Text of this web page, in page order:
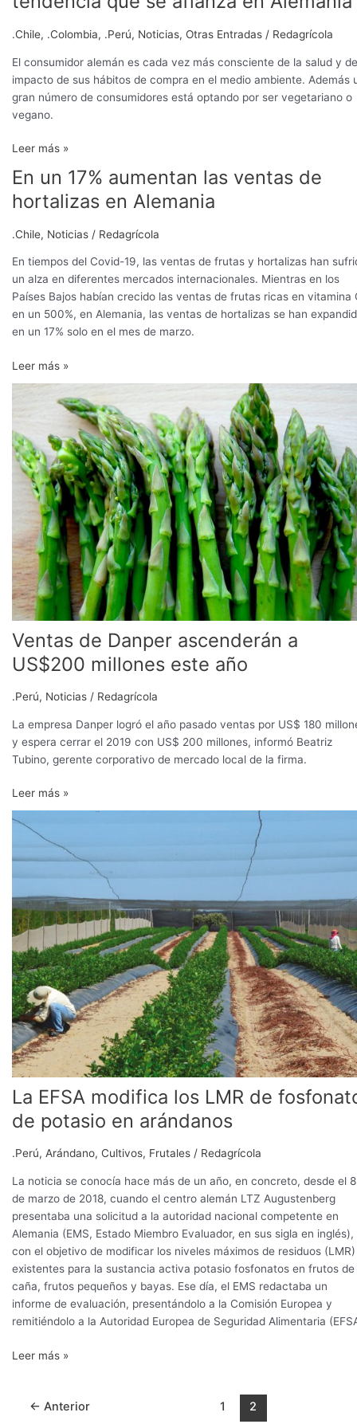
.Chile, .Colombia, .Perú, Noticias, Otras Entradas / Redagrícola
El consumidor alemán es cada vez más consciente de la salud y
impacto de sus hábitos de compra en el medio ambiente. Además
gran número de consumidores está optando por ser vegetariano o
vegano.
una
tendencia
se
afianza
en
Alemania
Leer más »
En un 17% aumentan las ventas de
hortalizas en Alemania
.Chile, Noticias / Redagrícola
En tiempos del Covid-19, las ventas de frutas y hortalizas han
un alza en diferentes mercados internacionales. Mientras en los
Países Bajos habían crecido las ventas de frutas ricas en vitamina
en un 500%, en Alemania, las ventas de hortalizas se han
en un 17% solo en el mes de marzo.
En
un
17%
ventas
de
hortalizas
en
Alemania
Leer más »
Ventas de Danper ascenderán a
US$200 millones este año
.Perú, Noticias / Redagrícola
La empresa Danper logró el año pasado ventas por US$ 180
y espera cerrar el 2019 con US$ 200 millones, informó Beatriz
Tubino, gerente corporativo de mercado local de la firma.
de
ascenderán
a
US$200
millones
este
Leer más »
La EFSA modifica los LMR de
de potasio en arándanos
.Perú, Arándano, Cultivos, Frutales / Redagrícola
La noticia se conocía hace más de un año, en concreto, desde el 8
de marzo de 2018, cuando el centro alemán LTZ Augustenberg
presentaba una solicitud a la autoridad nacional competente en
Alemania (EMS, Estado Miembro Evaluador, en sus sigla en inglés),
con el objetivo de modificar los niveles máximos de residuos (LMR)
existentes para la sustancia activa potasio fosfonatos en frutos de
caña, frutos pequeños y bayas. Ese día, el EMS redactaba un
informe de evaluación, presentándolo a la Comisión Europea y
remitiéndolo a la Autoridad Europea de Seguridad Alimentaria
La
EFSA
de
fosfonato
de
potasio
en
arándanos
Leer más »
← Anterior 1 2